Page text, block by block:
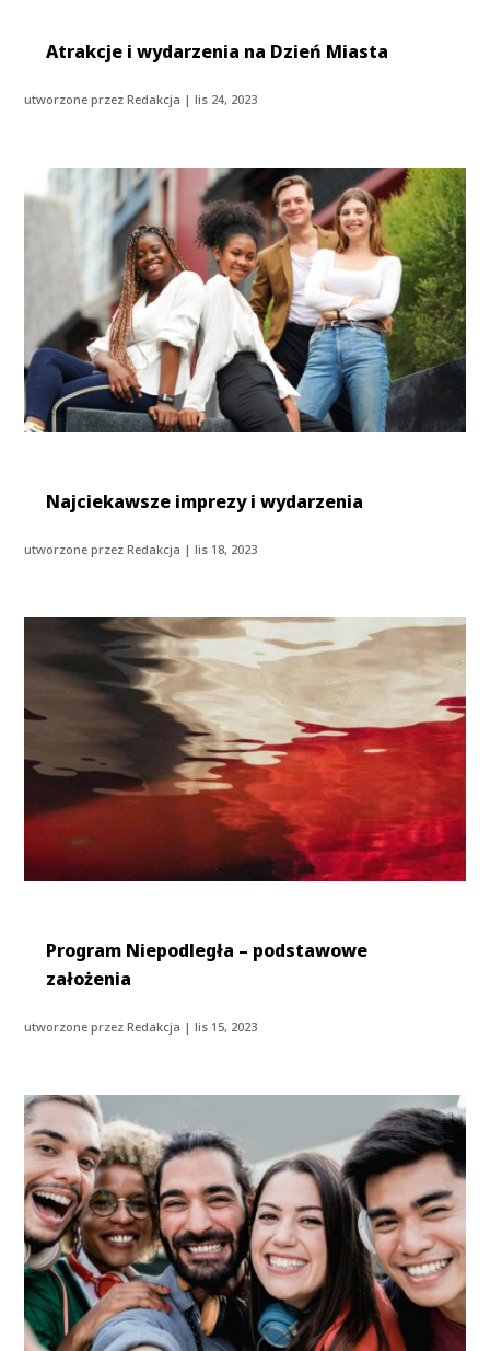
Atrakcje i wydarzenia na Dzień Miasta
utworzone przezRedakcja |lis 24, 2023
Najciekawsze imprezy i wydarzenia
utworzone przezRedakcja |lis 18, 2023
Program Niepodległa – podstawowe
założenia
utworzone przezRedakcja |lis 15, 2023